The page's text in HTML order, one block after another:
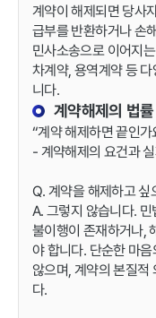
계약이 해제되면 당사
급부를 반환하거나 손
민사소송으로 이어지
차계약, 용역계약 등
니다.
계약해제의 법
“계약 해제하면 끝인가
- 계약해제의 요건과
Q. 계약을 해제하고 싶
A. 그렇지 않습니다.
불이행이 존재하거나,
야 합니다. 단순한 마
않으며, 계약의 본질적
다.